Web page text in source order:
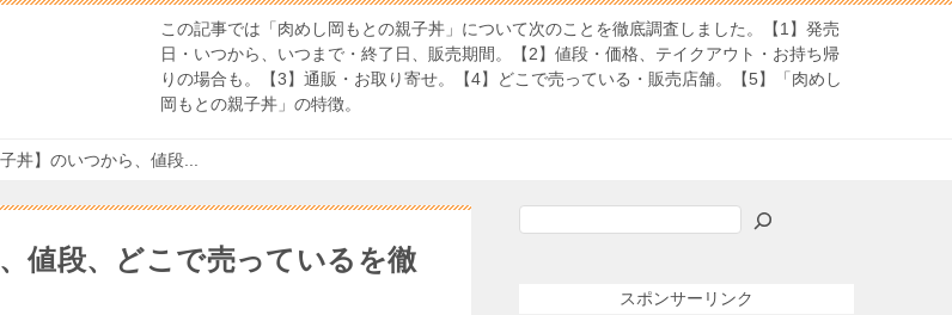
この記事では「肉めし岡もとの親子丼」について次のことを徹底調査しました。【1】発売
日・いつから、いつまで・終了日、販売期間。【2】値段・価格、テイクアウト・お持ち帰
りの場合も。【3】通販・お取り寄せ。【4】どこで売っている・販売店舗。【5】「肉めし
岡もとの親子丼」の特徴。
丼】のいつから、値段...
値段、どこで売っているを徹
スポンサーリンク